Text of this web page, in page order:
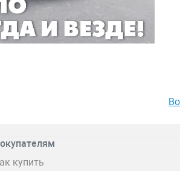
купить